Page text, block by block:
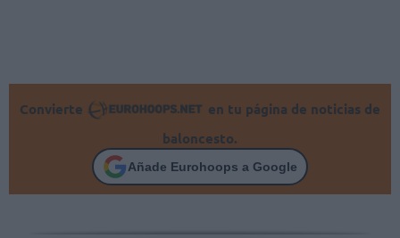
Convierte
en tu página de noticias de
baloncesto.
Añade Eurohoops a Google